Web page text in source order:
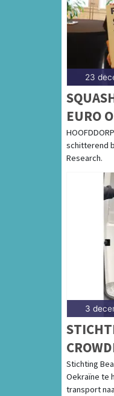
23
EURO
schitterend
Research.
3
BEREN
Stichting
Oekraïne te
transport